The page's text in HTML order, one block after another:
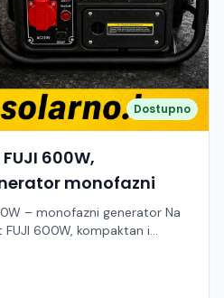
Dostupno
600W,
monofazni
– monofazni generator Na
600W, kompaktan i
energije ili kada radite na
Idealan je za vikendice,